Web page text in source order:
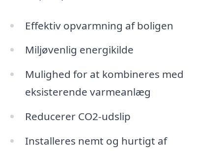
Effektiv opvarmning af boligen
Miljøvenlig energikilde
Mulighed for at kombineres med
eksisterende varmeanlæg
Reducerer CO2-udslip
Installeres nemt og hurtigt af